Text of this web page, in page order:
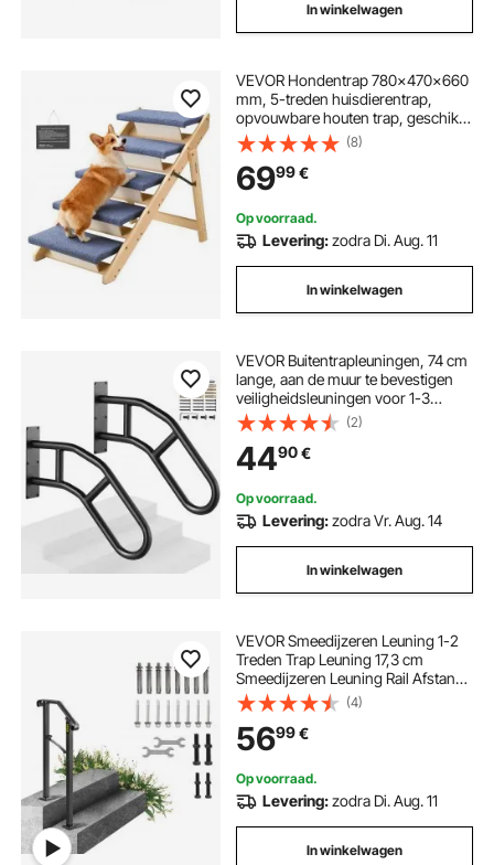
In winkelwagen
VEVOR Hondentrap 780x470x660
mm, 5-treden huisdierentrap,
opvouwbare houten trap, geschikt
voor kleine, middelgrote, grote en
oudere huisdieren, evenals puppy's
tot 68 kg, hondenladder voor
bedden, banken en auto's.
(8)
6999€
Op voorraad.
Levering:zodra Di. Aug. 11
In winkelwagen
VEVOR Buitentrapleuningen, 74 cm
lange, aan de muur te bevestigen
veiligheidsleuningen voor 1-3
treden, U-vormige leuning met
matte zwarte afwerking,
trapleuningen voor kinderen,
senioren, zwangere vrouwen en
gehandicapten, 2-pack
(2)
4490€
Op voorraad.
Levering:zodra Vr. Aug. 14
In winkelwagen
VEVOR Smeedijzeren Leuning 1-2
Treden Trap Leuning 17,3 cm
Smeedijzeren Leuning Rail Afstand
Tussen Palen 30 cm Outdoor
Indoor Trapleuning voor Tuinen
Woongebouwen Commerciële
Kantoorgebouwen Zwart
(4)
5699€
Op voorraad.
Levering:zodra Di. Aug. 11
In winkelwagen